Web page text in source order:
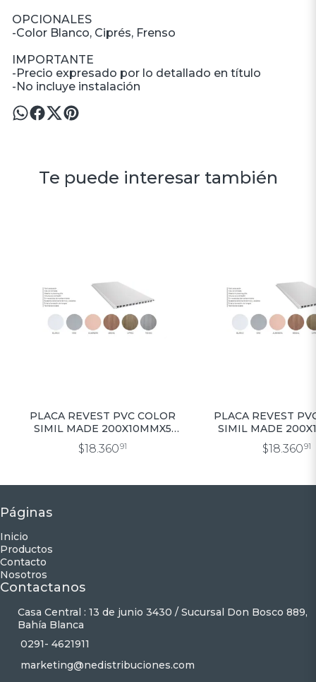
OPCIONALES
-Color Blanco, Ciprés, Frenso
IMPORTANTE
-Precio expresado por lo detallado en título
-No incluye instalación
Te puede interesar también
PLACA REVEST PVC COLOR
SIMIL MADE 200X10MMX5
MTS.(PRECIOXM2)
$18.36091
PLACA REVEST
SIMIL MADE
$18.36091
Páginas
Inicio
Productos
Contacto
Nosotros
Contactanos
Casa Central : 13 de junio 3430 / Sucursal Don Bosco 889,
Bahía Blanca
0291- 4621911
marketing@nedistribuciones.com